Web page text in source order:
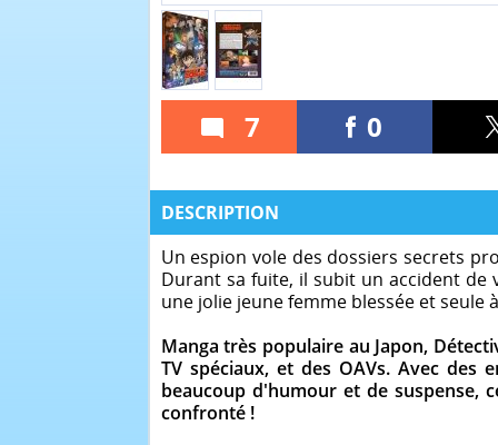
7 0
DESCRIPTION
Un espion vole des dossiers secrets
Durant sa fuite, il subit un accident de
une jolie jeune femme blessée et
Manga très populaire au Japon,
TV spéciaux, et des OAVs. Avec des
beaucoup d'humour et de suspense,
confronté !